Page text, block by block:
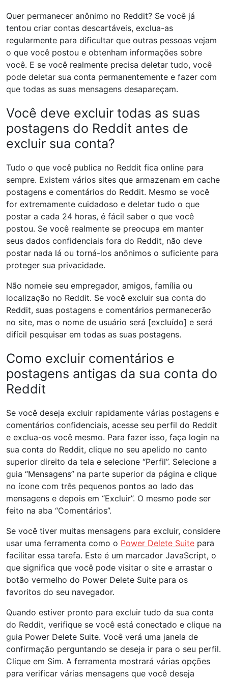
Quer permanecer anônimo no Reddit? Se você já
tentou criar contas descartáveis, exclua-as
regularmente para dificultar que outras pessoas vejam
o que você postou e obtenham informações sobre
você. E se você realmente precisa deletar tudo, você
pode deletar sua conta permanentemente e fazer com
que todas as suas mensagens desapareçam.
Você deve excluir todas as suas
postagens do Reddit antes de
excluir sua conta?
Tudo o que você publica no Reddit fica online para
sempre. Existem vários sites que armazenam em cache
postagens e comentários do Reddit. Mesmo se você
for extremamente cuidadoso e deletar tudo o que
postar a cada 24 horas, é fácil saber o que você
postou. Se você realmente se preocupa em manter
seus dados confidenciais fora do Reddit, não deve
postar nada lá ou torná-los anônimos o suficiente para
proteger sua privacidade.
Não nomeie seu empregador, amigos, família ou
localização no Reddit. Se você excluir sua conta do
Reddit, suas postagens e comentários permanecerão
no site, mas o nome de usuário será [excluído] e será
difícil pesquisar em todas as suas postagens.
Como excluir comentários e
postagens antigas da sua conta do
Reddit
Se você deseja excluir rapidamente várias postagens e
comentários confidenciais, acesse seu perfil do Reddit
e exclua-os você mesmo. Para fazer isso, faça login na
sua conta do Reddit, clique no seu apelido no canto
superior direito da tela e selecione “Perfil”. Selecione a
guia “Mensagens” na parte superior da página e clique
no ícone com três pequenos pontos ao lado das
mensagens e depois em “Excluir”. O mesmo pode ser
feito na aba “Comentários”.
Se você tiver muitas mensagens para excluir, considere
usar uma ferramenta como o Power Delete Suite para
facilitar essa tarefa. Este é um marcador JavaScript, o
que significa que você pode visitar o site e arrastar o
botão vermelho do Power Delete Suite para os
favoritos do seu navegador.
Quando estiver pronto para excluir tudo da sua conta
do Reddit, verifique se você está conectado e clique na
guia Power Delete Suite. Você verá uma janela de
confirmação perguntando se deseja ir para o seu perfil.
Clique em Sim. A ferramenta mostrará várias opções
para verificar várias mensagens que você deseja